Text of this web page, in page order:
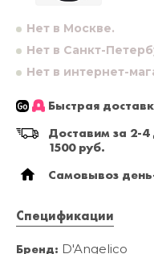
Нет в Москве.
Нет в Санкт-
Нет в интернет-
Быстрая
Доставим за 2-4
1500 руб.
Самовывоз
Спецификации
Бренд: D'Angelico